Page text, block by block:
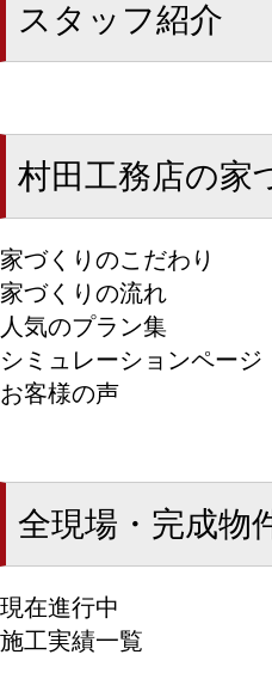
スタッフ紹介
村田工務店の家
家づくりのこだわり
家づくりの流れ
人気のプラン集
シミュレーションページ
お客様の声
全現場・完成物
現在進行中
施工実績一覧